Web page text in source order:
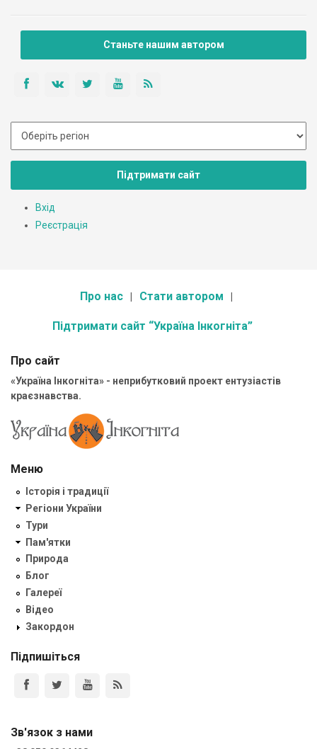
Станьте нашим автором
Підтримати сайт
Вхід
Реєстрація
Про нас Стати автором
Підтримати сайт “Україна Інкогніта”
Про сайт
«Україна Інкогніта» - неприбутковий проект ентузіастів
краєзнавства.
Меню
Історія і традиції
Регіони України
Тури
Пам'ятки
Природа
Блог
Галереї
Відео
Закордон
Підпишіться
Зв'язок з нами